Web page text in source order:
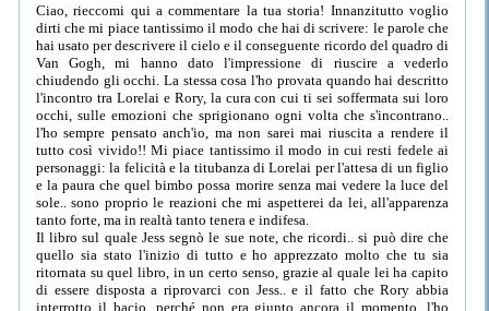
Ciao, rieccomi qui a commentare la tua storia! Innanzitutto voglio
dirti che mi piace tantissimo il modo che hai di scrivere: le parole che
hai usato per descrivere il cielo e il conseguente ricordo del quadro di
Van Gogh, mi hanno dato l'impressione di riuscire a vederlo
chiudendo gli occhi. La stessa cosa l'ho provata quando hai descritto
l'incontro tra Lorelai e Rory, la cura con cui ti sei soffermata sui loro
occhi, sulle emozioni che sprigionano ogni volta che s'incontrano..
l'ho sempre pensato anch'io, ma non sarei mai riuscita a rendere il
tutto così vivido!! Mi piace tantissimo il modo in cui resti fedele ai
personaggi: la felicità e la titubanza di Lorelai per l'attesa di un figlio
e la paura che quel bimbo possa morire senza mai vedere la luce del
sole.. sono proprio le reazioni che mi aspetterei da lei, all'apparenza
tanto forte, ma in realtà tanto tenera e indifesa.
Il libro sul quale Jess segnò le sue note, che ricordi.. si può dire che
quello sia stato l'inizio di tutto e ho apprezzato molto che tu sia
ritornata su quel libro, in un certo senso, grazie al quale lei ha capito
di essere disposta a riprovarci con Jess.. e il fatto che Rory abbia
interrotto il bacio, perché non era giunto ancora il momento, l'ho